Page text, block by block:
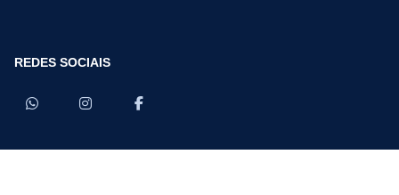
REDES SOCIAIS